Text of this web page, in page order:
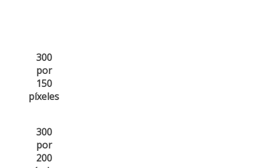
300
por
150
píxeles
300
por
200